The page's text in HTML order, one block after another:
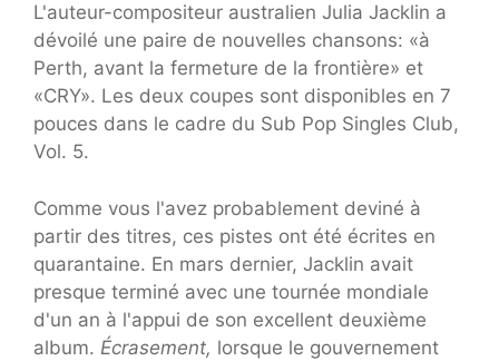
L'auteur-compositeur australien Julia Jacklin a
dévoilé une paire de nouvelles chansons: «à
Perth, avant la fermeture de la frontière» et
«CRY». Les deux coupes sont disponibles en 7
pouces dans le cadre du Sub Pop Singles Club,
Vol. 5.
Comme vous l'avez probablement deviné à
partir des titres, ces pistes ont été écrites en
quarantaine. En mars dernier, Jacklin avait
presque terminé avec une tournée mondiale
d'un an à l'appui de son excellent deuxième
album. Écrasement, lorsque le gouvernement